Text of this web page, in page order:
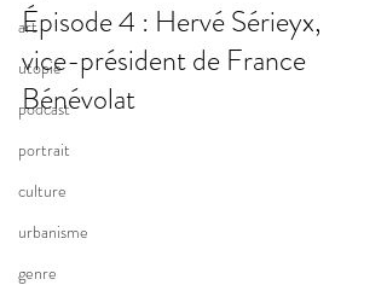
art
utopie
podcast
portrait
culture
urbanisme
genre
Épisode 4 : Hervé Sérieyx,
vice-président de France
Bénévolat